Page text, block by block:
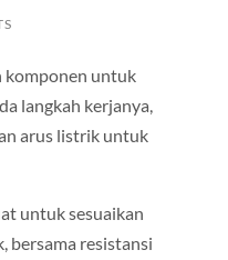
komponen untuk
langkah kerjanya,
arus listrik untuk
untuk sesuaikan
bersama resistansi